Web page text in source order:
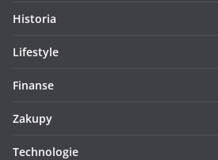
Historia
Lifestyle
Finanse
Zakupy
Technologie